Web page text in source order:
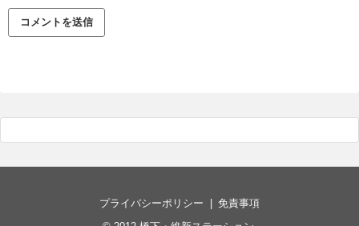
プライバシーポリシー
免責事項